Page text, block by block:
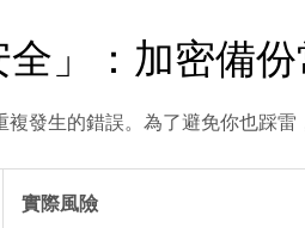
」：加密備
發生的錯誤。為了避免你也踩雷
實際風險